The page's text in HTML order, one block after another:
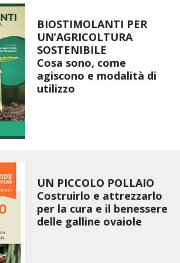
CALABRIA
SEMPLICI
BIOSTIMOLANTI PER
UN’AGRICOLTURA
SOSTENIBILE
Cosa sono, come
agiscono e modalità di
utilizzo
UN PICCOLO POLLAIO
Costruirlo e attrezzarlo
per la cura e il benessere
delle galline ovaiole